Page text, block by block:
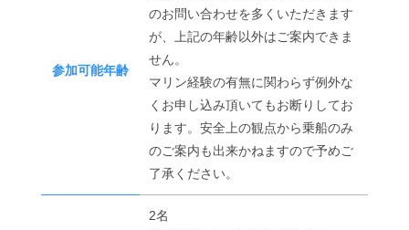
参加可能年齢
のお問い合わせを多くいただきます
が、上記の年齢以外はご案内できま
せん。
マリン経験の有無に関わらず例外な
くお申し込み頂いてもお断りしてお
ります。安全上の観点から乗船のみ
のご案内も出来かねますので予めご
了承ください。
2名